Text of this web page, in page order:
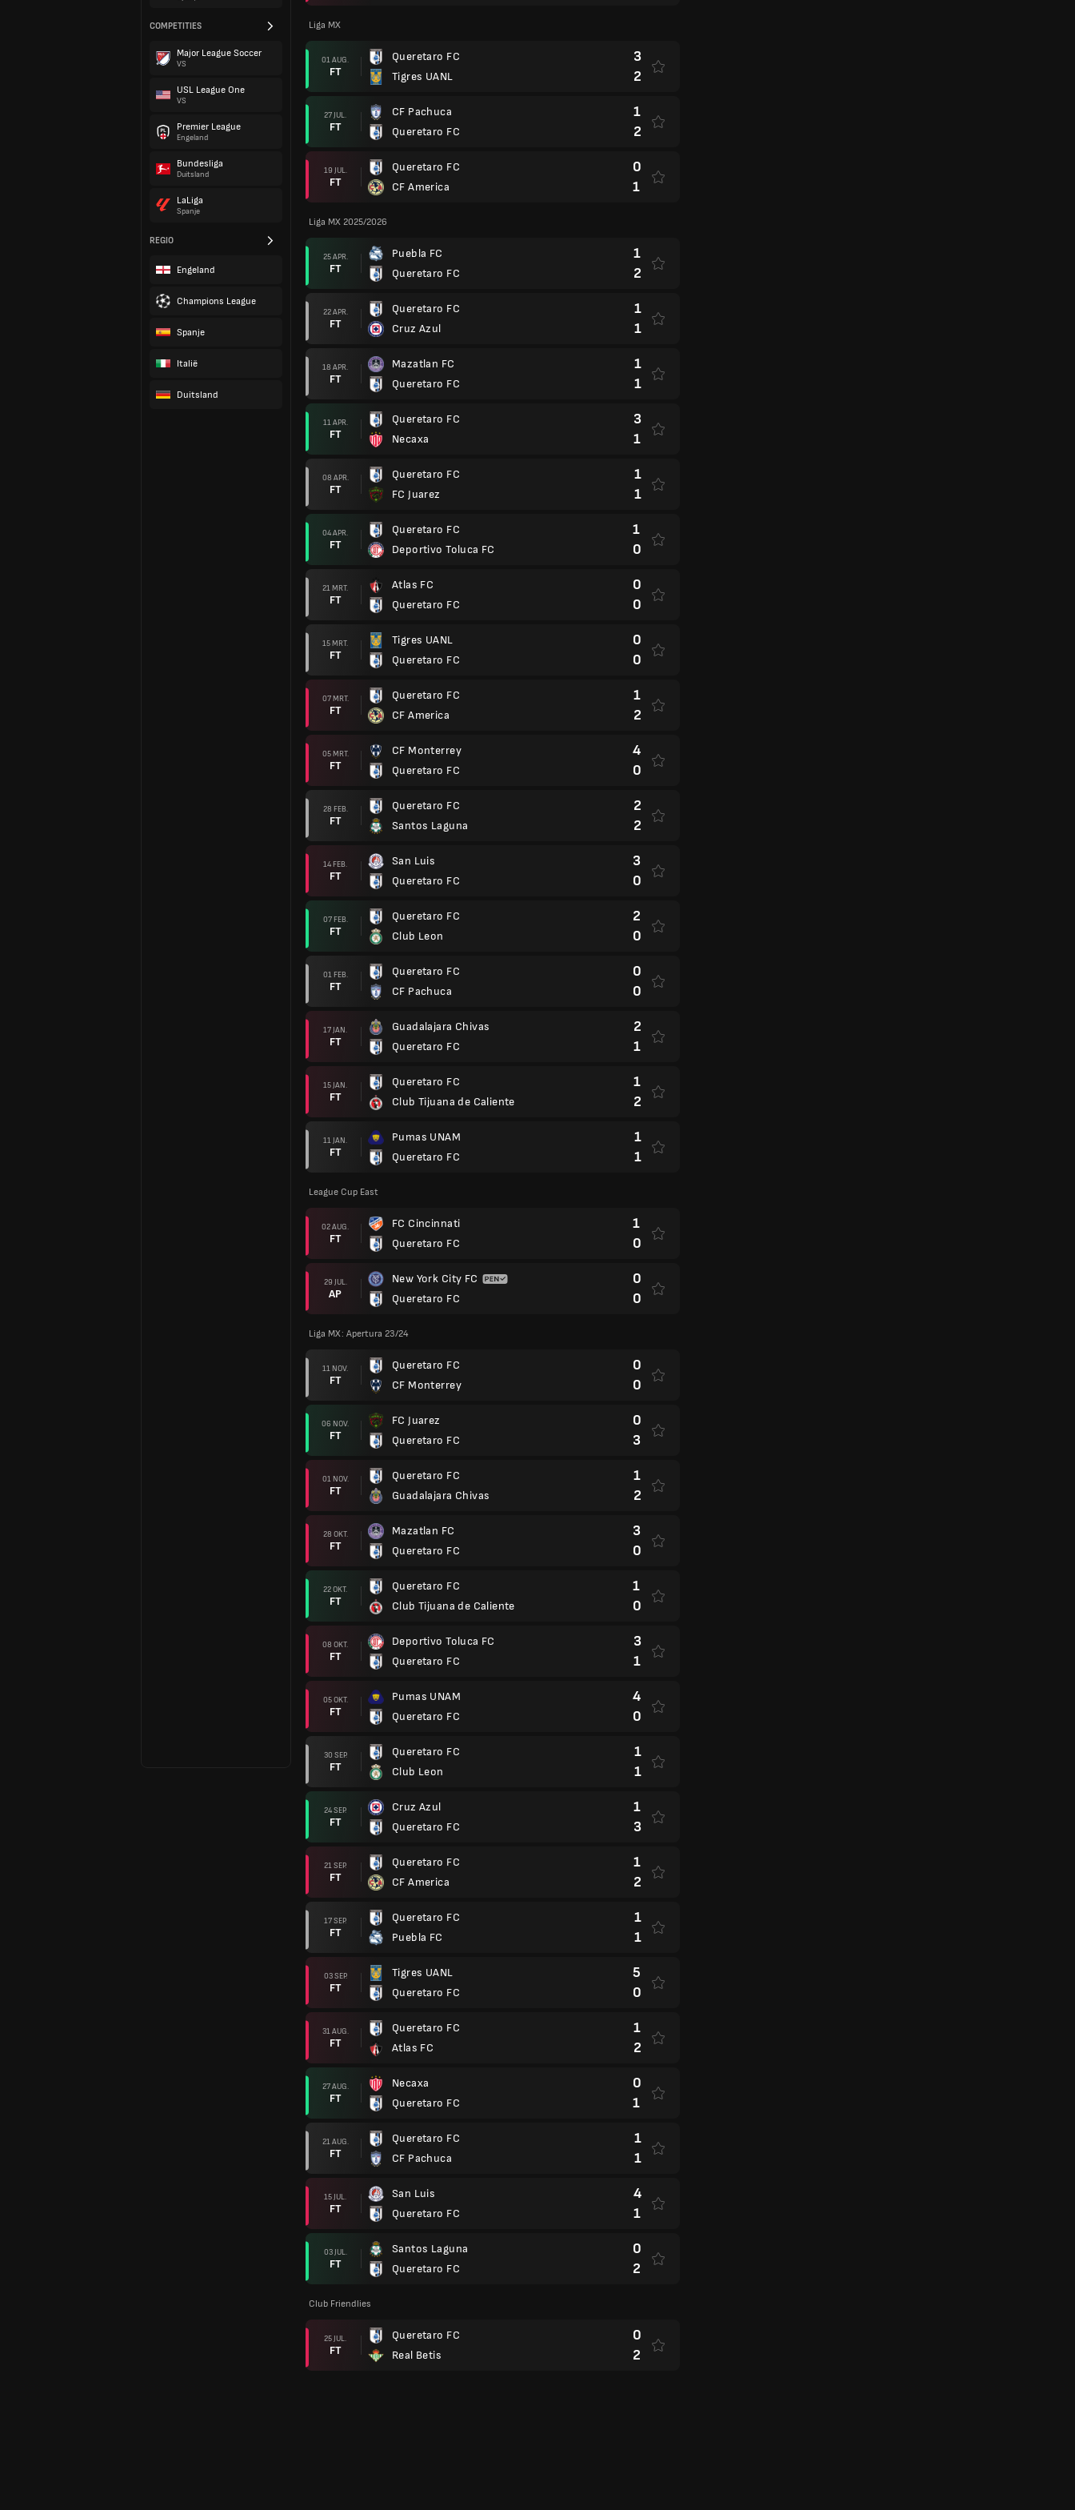
COMPETITIES
Major League Soccer
VS
USL League One
VS
Premier League
Engeland
Bundesliga
Duitsland
LaLiga
Spanje
REGIO
Engeland
Champions League
Spanje
Italië
Duitsland
Liga MX
01 AUG.
FT
Queretaro FC
Tigres UANL
3
2
27 JUL.
FT
CF Pachuca
Queretaro FC
1
2
19 JUL.
FT
Queretaro FC
CF America
0
1
Liga MX 2025/2026
25 APR.
FT
Puebla FC
Queretaro FC
1
2
22 APR.
FT
Queretaro FC
Cruz Azul
1
1
18 APR.
FT
Mazatlan FC
Queretaro FC
1
1
11 APR.
FT
Queretaro FC
Necaxa
3
1
08 APR.
FT
Queretaro FC
FC Juarez
1
1
04 APR.
FT
Queretaro FC
Deportivo Toluca FC
1
0
21 MRT.
FT
Atlas FC
Queretaro FC
0
0
15 MRT.
FT
Tigres UANL
Queretaro FC
0
0
07 MRT.
FT
Queretaro FC
CF America
1
2
05 MRT.
FT
CF Monterrey
Queretaro FC
4
0
28 FEB.
FT
Queretaro FC
Santos Laguna
2
2
14 FEB.
FT
San Luis
Queretaro FC
3
0
07 FEB.
FT
Queretaro FC
Club Leon
2
0
01 FEB.
FT
Queretaro FC
CF Pachuca
0
0
17 JAN.
FT
Guadalajara Chivas
Queretaro FC
2
1
15 JAN.
FT
Queretaro FC
Club Tijuana de Caliente
1
2
11 JAN.
FT
Pumas UNAM
Queretaro FC
1
1
League Cup East
02 AUG.
FT
FC Cincinnati
Queretaro FC
1
0
29 JUL.
AP
New York City FC
Queretaro FC
0
0
Liga MX: Apertura 23/24
11 NOV.
FT
Queretaro FC
CF Monterrey
0
0
06 NOV.
FT
FC Juarez
Queretaro FC
0
3
01 NOV.
FT
Queretaro FC
Guadalajara Chivas
1
2
28 OKT.
FT
Mazatlan FC
Queretaro FC
3
0
22 OKT.
FT
Queretaro FC
Club Tijuana de Caliente
1
0
08 OKT.
FT
Deportivo Toluca FC
Queretaro FC
3
1
05 OKT.
FT
Pumas UNAM
Queretaro FC
4
0
30 SEP.
FT
Queretaro FC
Club Leon
1
1
24 SEP.
FT
Cruz Azul
Queretaro FC
1
3
21 SEP.
FT
Queretaro FC
CF America
1
2
17 SEP.
FT
Queretaro FC
Puebla FC
1
1
03 SEP.
FT
Tigres UANL
Queretaro FC
5
0
31 AUG.
FT
Queretaro FC
Atlas FC
1
2
27 AUG.
FT
Necaxa
Queretaro FC
0
1
21 AUG.
FT
Queretaro FC
CF Pachuca
1
1
15 JUL.
FT
San Luis
Queretaro FC
4
1
03 JUL.
FT
Santos Laguna
Queretaro FC
0
2
Club Friendlies
25 JUL.
FT
Queretaro FC
Real Betis
0
2